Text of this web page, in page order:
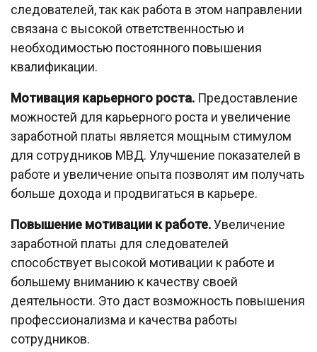
следователей, так как работа в этом направлении
связана с высокой ответственностью и
необходимостью постоянного повышения
квалификации.
Мотивация карьерного роста. Предоставление
можностей для карьерного роста и увеличение
заработной платы является мощным стимулом
для сотрудников МВД. Улучшение показателей в
работе и увеличение опыта позволят им получать
больше дохода и продвигаться в карьере.
Повышение мотивации к работе.Увеличение
заработной платы для следователей
способствует высокой мотивации к работе и
большему вниманию к качеству своей
деятельности. Это даст возможность повышения
профессионализма и качества работы
сотрудников.